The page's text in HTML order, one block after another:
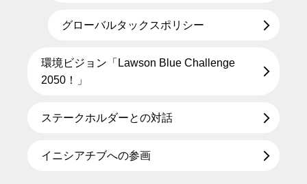
グローバルタックスポリシー
環境ビジョン「Lawson Blue Challenge
2050！」
ステークホルダーとの対話
イニシアチブへの参画